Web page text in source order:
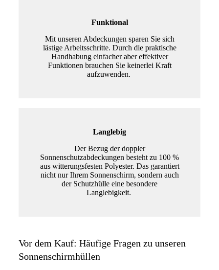
Funktional
Mit unseren Abdeckungen sparen Sie sich
lästige Arbeitsschritte. Durch die praktische
Handhabung einfacher aber effektiver
Funktionen brauchen Sie keinerlei Kraft
aufzuwenden.
Langlebig
Der Bezug der doppler
Sonnenschutzabdeckungen besteht zu 100 %
aus witterungsfesten Polyester. Das garantiert
nicht nur Ihrem Sonnenschirm, sondern auch
der Schutzhülle eine besondere
Langlebigkeit.
Vor dem Kauf: Häufige Fragen zu unseren
Sonnenschirmhüllen